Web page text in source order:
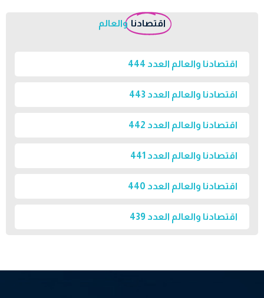
اقتصادنا والعالم
اقتصادنا والعالم العدد 444
اقتصادنا والعالم العدد 443
اقتصادنا والعالم العدد 442
اقتصادنا والعالم العدد 441
اقتصادنا والعالم العدد 440
اقتصادنا والعالم العدد 439